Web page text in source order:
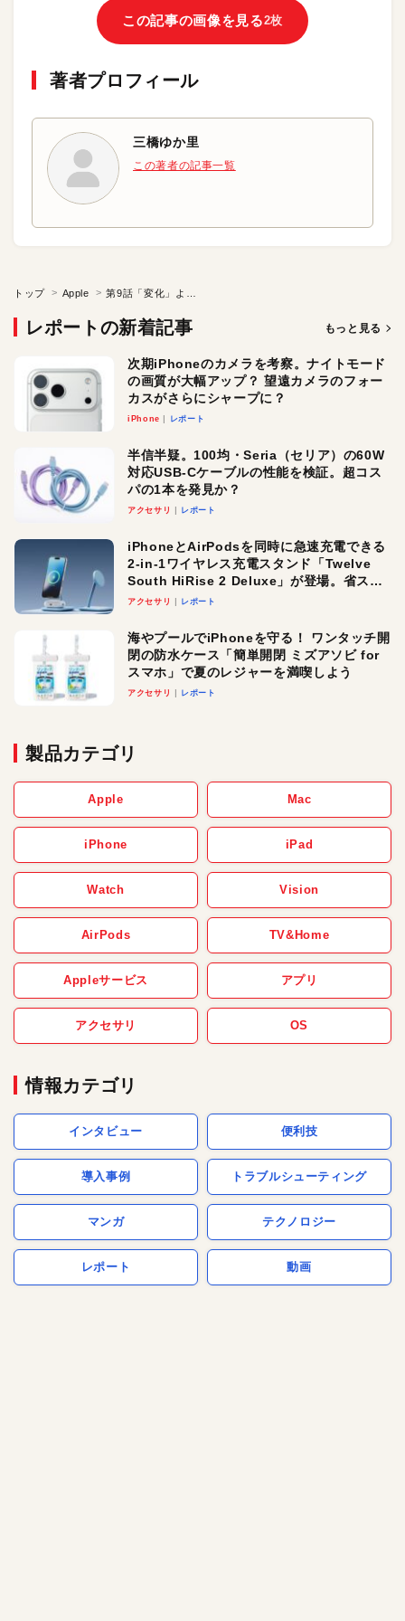
この記事の画像を見る2枚
著者プロフィール
三橋ゆか里
この著者の記事一覧
トップ Apple
レポートの新着記事 もっと見る
次期iPhoneのカメラを考察。ナイトモード
の画質が大幅アップ？ 望遠カメラのフォー
カスがさらにシャープに？
iPhone レポート
半信半疑。100均・Seria（セリア）の60W
対応USB-Cケーブルの性能を検証。超コス
パの1本を発見か？
アクセサリ レポート
iPhoneとAirPodsを同時に急速充電できる
2-in-1ワイヤレス充電スタンド「Twelve
South HiRise 2 Deluxe」が登場。省スペ
ースでおしゃれに充電したい人にオスス
アクセサリ レポート
海やプールでiPhoneを守る！ ワンタッチ開
閉の防水ケース「簡単開閉 ミズアソビ for
スマホ」で夏のレジャーを満喫しよう
アクセサリ レポート
製品カテゴリ
Apple Mac
iPhone iPad
Watch Vision
AirPods TV&Home
Appleサービス アプリ
アクセサリ OS
情報カテゴリ
インタビュー 便利技
導入事例 トラブルシューティング
マンガ テクノロジー
レポート 動画